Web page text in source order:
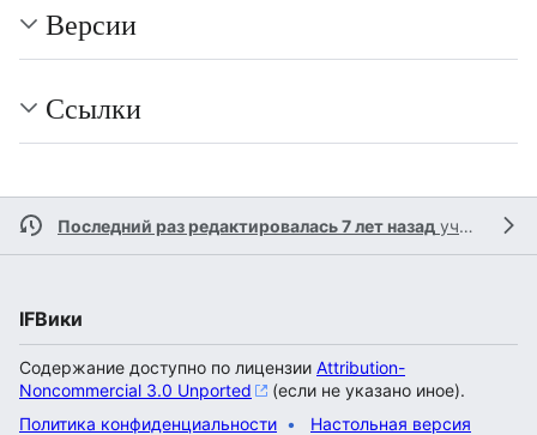
Версии
Ссылки
Последний раз редактировалась 7 лет назад участником
IFВики
Содержание доступно по лицензии Attribution-
Noncommercial 3.0 Unported
(если не указано иное).
Политика конфиденциальности
Настольная версия